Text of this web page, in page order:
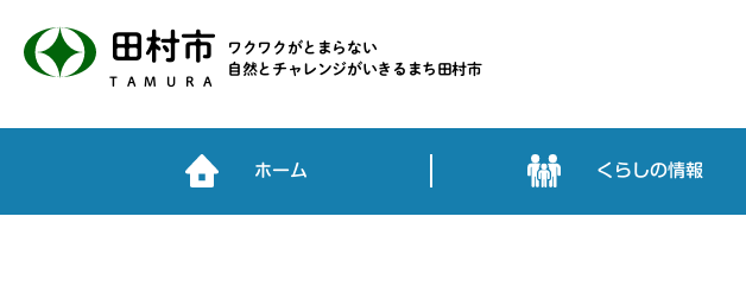
田村市
TAMURA
ワクワクがとまらない
自然とチャレンジがいきるまち田村市
ホーム くらしの情報